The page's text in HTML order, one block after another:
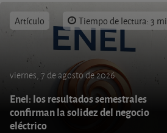
Artículo Tiempo de lectura: 3
viernes, 7 de agosto de 2026
Enel: los resultados semestrales
confirman la solidez del negocio
eléctrico